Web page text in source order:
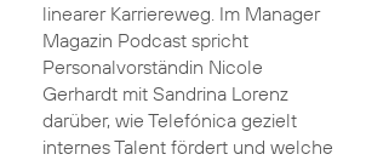
linearer Karriereweg. Im Manager
Magazin Podcast spricht
Personalvorständin Nicole
Gerhardt mit Sandrina Lorenz
darüber, wie Telefónica gezielt
internes Talent fördert und welche